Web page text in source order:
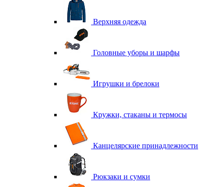
Верхняя одежда
Головные уборы и шарфы
Игрушки и брелоки
Кружки, стаканы и термосы
Канцелярские принадлежности
Рюкзаки и сумки